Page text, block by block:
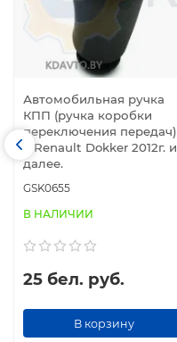
Автомобильная ручка
КПП (ручка коробки
переключения передач)
к Renault Dokker 2012г. и
далее.
GSK0655
В НАЛИЧИИ
25 бел. руб.
В корзину